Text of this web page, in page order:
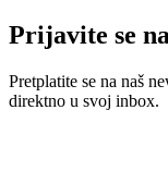
Prijavite se
Pretplatite se na naš
direktno u svoj inbox.